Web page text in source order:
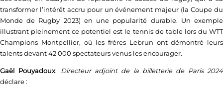
transformer l’intérêt accru pour un événement majeur (la Coupe du
Monde de Rugby 2023) en une popularité durable. Un exemple
illustrant pleinement ce potentiel est le tennis de table lors du WTT
Champions Montpellier, où les frères Lebrun ont démontré leurs
talents devant 42 000 spectateurs venus les encourager.
Gaël Pouyadoux, Directeur adjoint de la billetterie de Paris 2024
déclare :